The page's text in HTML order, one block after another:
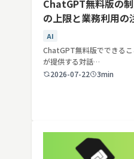
ChatGPT無料版の
の上限と業務利用
年最新】
AI
ChatGPT無料版でできる
が提供する対話…
2026-07-22
3min